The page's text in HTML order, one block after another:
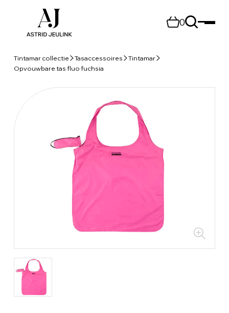
0
Tintamar collectie Tasaccessoires
Tintamar
Opvouwbare tas fluo fuchsia